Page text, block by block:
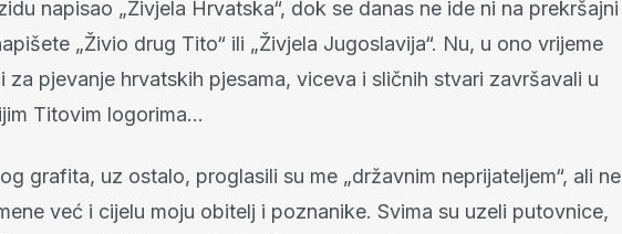
napisao „Živjela Hrvatska“, dok se danas ne ide ni na prekršajni
„Živio drug Tito“ ili „Živjela Jugoslavija“. Nu, u ono vrijeme
za pjevanje hrvatskih pjesama, viceva i sličnih stvari završavali u
Titovim logorima…
grafita, uz ostalo, proglasili su me „državnim neprijateljem“, ali ne
već i cijelu moju obitelj i poznanike. Svima su uzeli putovnice,